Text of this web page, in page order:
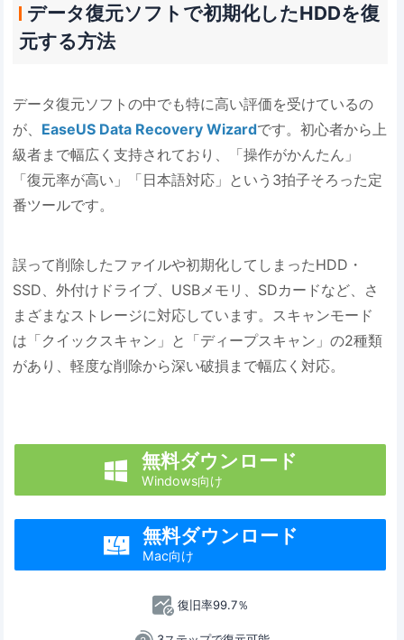
データ復元ソフトで初期化したHDDを復
元する方法
データ復元ソフトの中でも特に高い評価を受けているの
が、 EaseUS Data Recovery Wizardです。初心者から上
級者まで幅広く支持されており、「操作がかんたん」
「復元率が高い」「日本語対応」という3拍子そろった定
番ツールです。
誤って削除したファイルや初期化してしまったHDD・
SSD、外付けドライブ、USBメモリ、SDカードなど、さ
まざまなストレージに対応しています。スキャンモード
は「クイックスキャン」と「ディープスキャン」の2種類
があり、軽度な削除から深い破損まで幅広く対応。
 無料ダウンロード
Windows向け
 無料ダウンロード
Mac向け
復旧率99.7％